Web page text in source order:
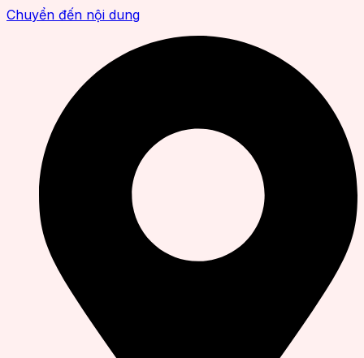
Chuyển đến nội dung